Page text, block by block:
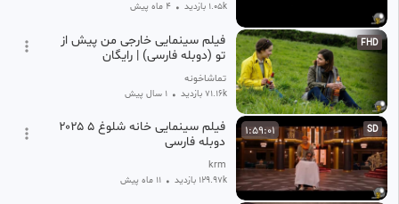
1.05k بازدید • 4 ماه پیش
FHD
فیلم سینمایی خارجی من پیش از
تو (دوبله فارسی) | رایگان
تماشاخونه
71.16k بازدید • 1 سال پیش
SD
1:59:01
فیلم سینمایی خانه شلوغ ۵ ۲۰۲۵
دوبله فارسی
krm
129.97k بازدید • 11 ماه پیش